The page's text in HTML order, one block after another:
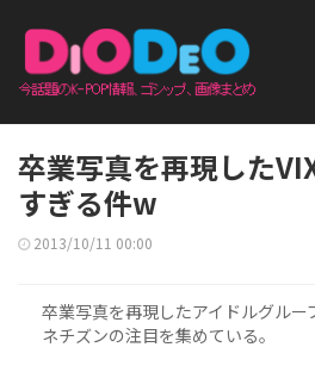
卒業写真を再現した
すぎる件w
2013/10/11 00:00
卒業写真を再現したアイドルグルー
ネチズンの注目を集めている。